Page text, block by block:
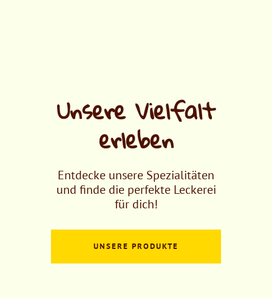
Unsere Vielfalt
erleben
Entdecke unsere Spezialitäten
und finde die perfekte Leckerei
für dich!
UNSERE PRODUKTE